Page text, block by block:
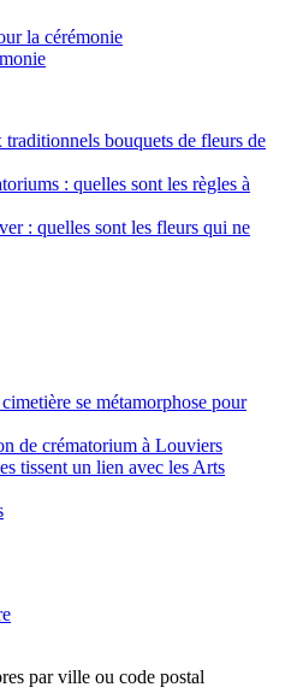
la cérémonie
bouquets de fleurs de
: quelles sont les règles à
: quelles sont les fleurs qui ne
se métamorphose pour
de crématorium à Louviers
tissent un lien avec les Arts
par ville ou code postal